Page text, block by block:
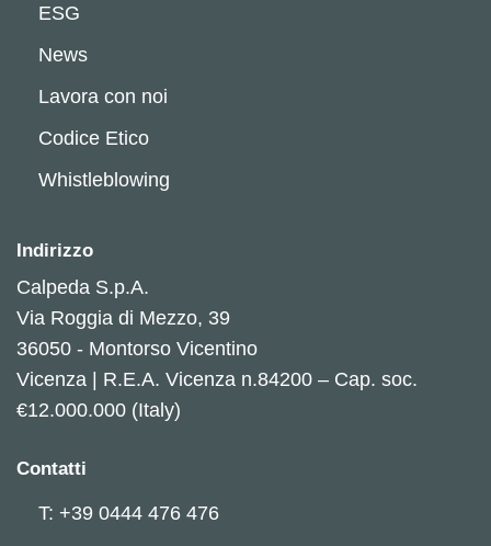
ESG
News
Lavora con noi
Codice Etico
Whistleblowing
Indirizzo
Calpeda S.p.A.
Via Roggia di Mezzo, 39
36050 - Montorso Vicentino
Vicenza | R.E.A. Vicenza n.84200 – Cap. soc.
€12.000.000 (Italy)
Contatti
T: +39 0444 476 476